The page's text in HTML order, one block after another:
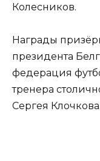
Колесников.
Награды
президента
федерация
тренера
Сергея Клочкова.